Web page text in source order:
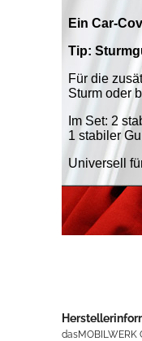
dasMOBILWERK